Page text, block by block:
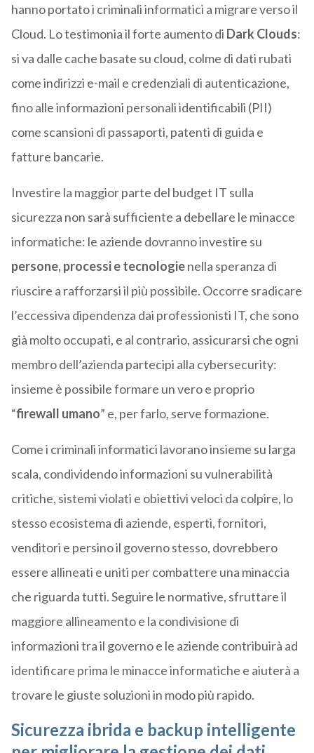
hanno portato i criminali informatici a migrare verso il
Cloud. Lo testimonia il forte aumento di Dark Clouds:
si va dalle cache basate su cloud, colme di dati rubati
come indirizzi e-mail e credenziali di autenticazione,
fino alle informazioni personali identificabili (PII)
come scansioni di passaporti, patenti di guida e
fatture bancarie.
Investire la maggior parte del budget IT sulla
sicurezza non sarà sufficiente a debellare le minacce
informatiche: le aziende dovranno investire su
persone, processi e tecnologienella speranza di
riuscire a rafforzarsi il più possibile. Occorre sradicare
l’eccessiva dipendenza dai professionisti IT, che sono
già molto occupati, e al contrario, assicurarsi che ogni
membro dell’azienda partecipi alla cybersecurity:
insieme è possibile formare un vero e proprio
“firewall umano” e, per farlo, serve formazione.
Come i criminali informatici lavorano insieme su larga
scala, condividendo informazioni su vulnerabilità
critiche, sistemi violati e obiettivi veloci da colpire, lo
stesso ecosistema di aziende, esperti, fornitori,
venditori e persino il governo stesso, dovrebbero
essere allineati e uniti per combattere una minaccia
che riguarda tutti. Seguire le normative, sfruttare il
maggiore allineamento e la condivisione di
informazioni tra il governo e le aziende contribuirà ad
identificare prima le minacce informatiche e aiuterà a
trovare le giuste soluzioni in modo più rapido.
Sicurezza ibrida e backup intelligente